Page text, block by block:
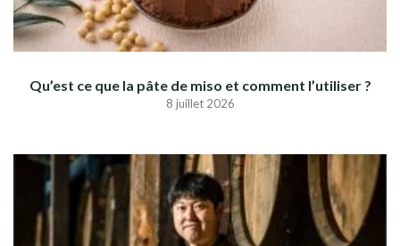
Qu’est ce que la pâte de miso et comment l’utiliser ?
8 juillet 2026